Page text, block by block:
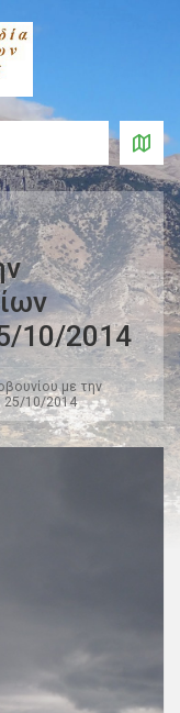
10/2014
με την
25/10/2014